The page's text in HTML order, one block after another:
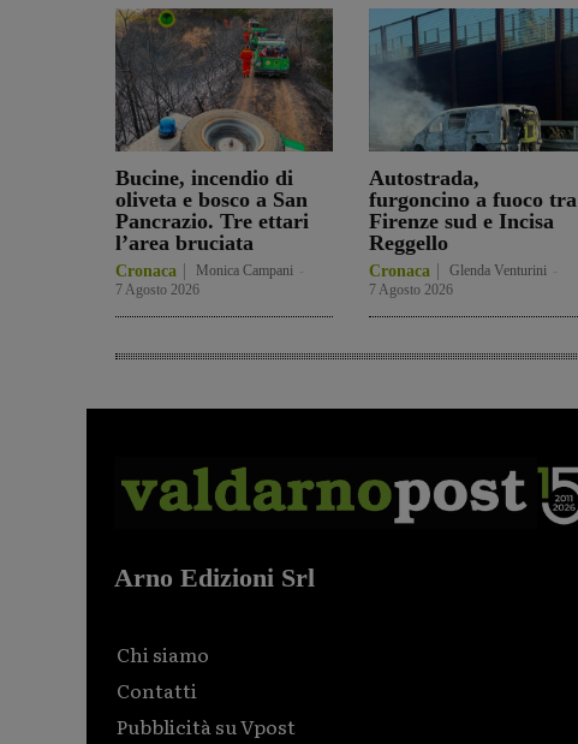
Bucine, incendio di
oliveta e bosco a San
Pancrazio. Tre ettari
l’area bruciata
Cronaca Monica Campani
7 Agosto 2026
Autostrada,
furgoncino a fuoco tra
Firenze sud e Incisa
Reggello
Cronaca Glenda Venturini
7 Agosto 2026
Arno Edizioni Srl
Chi siamo
Contatti
Pubblicità su Vpost